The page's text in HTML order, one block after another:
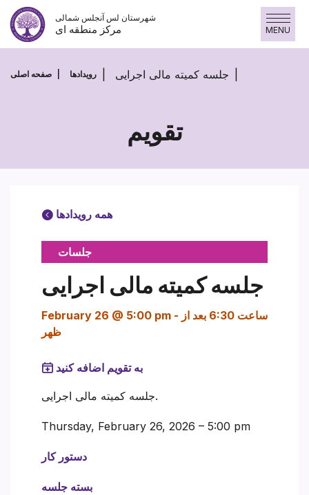
پرش
محتوا
شهرستان لس آنجلس شمالی
مرکز منطقه ای MENU
صفحه اصلی رویدادها جلسه کمیته مالی اجرایی
تقویم
همه رویدادها
جلسات
جلسه کمیته مالی اجرایی
February 26 @ 5:00 pm - ساعت 6:30 بعد از
ظهر
به تقویم اضافه کنید
جلسه کمیته مالی اجرایی.
Thursday, February 26, 2026 – 5:00 pm
دستور کار
بسته جلسه